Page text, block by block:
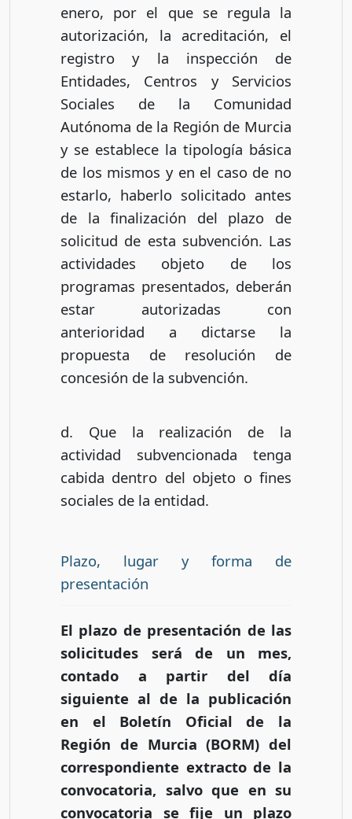
enero, por el que se regula la
autorización, la acreditación, el
registro y la inspección de
Entidades, Centros y Servicios
Sociales de la Comunidad
Autónoma de la Región de Murcia
y se establece la tipología básica
de los mismos y en el caso de no
estarlo, haberlo solicitado antes
de la finalización del plazo de
solicitud de esta subvención. Las
actividades objeto de los
programas presentados, deberán
estar autorizadas con
anterioridad a dictarse la
propuesta de resolución de
concesión de la subvención.
d. Que la realización de la
actividad subvencionada tenga
cabida dentro del objeto o fines
sociales de la entidad.
Plazo, lugar y forma de
presentación
El plazo de presentación de las
solicitudes será de un mes,
contado a partir del día
siguiente al de la publicación
en el Boletín Oficial de la
Región de Murcia (BORM) del
correspondiente extracto de la
convocatoria, salvo que en su
convocatoria se fije un plazo